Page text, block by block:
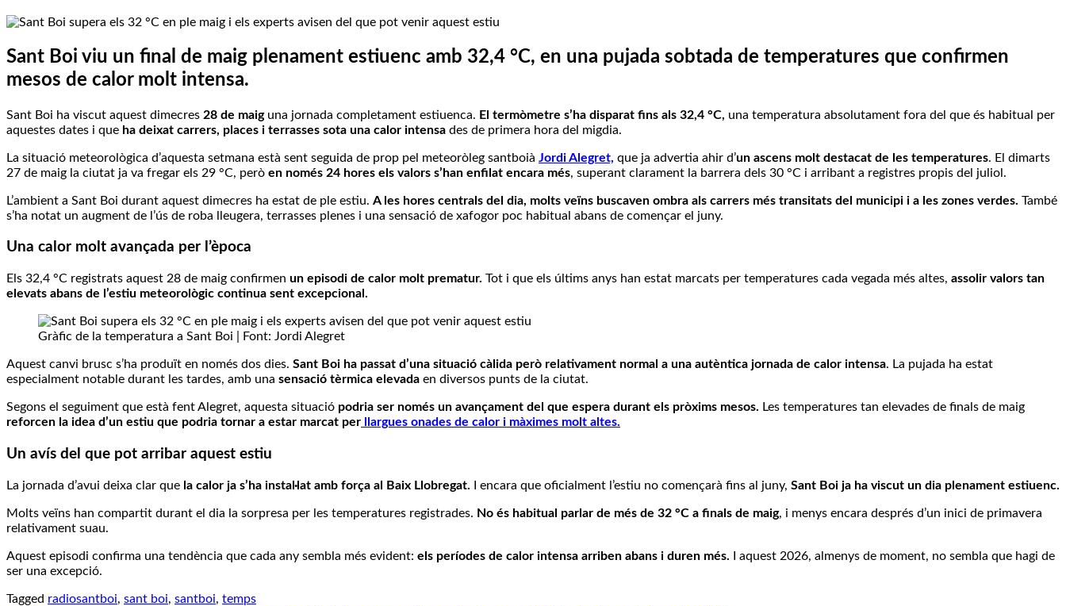
Sant Boi viu un final de maig plenament estiuenc amb 32,4 °C, en una pujada sobtada de temperatures que confirmen
mesos de calor molt intensa.
Sant Boi ha viscut aquest dimecres 28 de maig una jornada completament estiuenca. El termòmetre s’ha disparat fins als 32,4 °C, una temperatura absolutament fora del que és habitual per
aquestes dates i que ha deixat carrers, places i terrasses sota una calor intensa des de primera hora del migdia.
La situació meteorològica d’aquesta setmana està sent seguida de prop pel meteoròleg santboià Jordi Alegret, que ja advertia ahir d’un ascens molt destacat de les temperatures. El dimarts
27 de maig la ciutat ja va fregar els 29 °C, però en només 24 hores els valors s’han enfilat encara més, superant clarament la barrera dels 30 °C i arribant a registres propis del juliol.
L’ambient a Sant Boi durant aquest dimecres ha estat de ple estiu. A les hores centrals del dia, molts veïns buscaven ombra als carrers més transitats del municipi i a les zones verdes. També
s’ha notat un augment de l’ús de roba lleugera, terrasses plenes i una sensació de xafogor poc habitual abans de començar el juny.
Una calor molt avançada per l’època
Els 32,4 °C registrats aquest 28 de maig confirmen un episodi de calor molt prematur. Tot i que els últims anys han estat marcats per temperatures cada vegada més altes, assolir valors tan
elevats abans de l’estiu meteorològic continua sent excepcional.
Gràfic de la temperatura a Sant Boi | Font: Jordi Alegret
Aquest canvi brusc s’ha produït en només dos dies. Sant Boi ha passat d’una situació càlida però relativament normal a una autèntica jornada de calor intensa. La pujada ha estat
especialment notable durant les tardes, amb una sensació tèrmica elevada en diversos punts de la ciutat.
Segons el seguiment que està fent Alegret, aquesta situació podria ser només un avançament del que espera durant els pròxims mesos. Les temperatures tan elevades de finals de maig
reforcen la idea d’un estiu que podria tornar a estar marcat per llargues onades de calor i màximes molt altes.
Un avís del que pot arribar aquest estiu
La jornada d’avui deixa clar que la calor ja s’ha instal·lat amb força al Baix Llobregat. I encara que oficialment l’estiu no començarà fins al juny, Sant Boi ja ha viscut un dia plenament estiuenc.
Molts veïns han compartit durant el dia la sorpresa per les temperatures registrades. No és habitual parlar de més de 32 °C a finals de maig, i menys encara després d’un inici de primavera
relativament suau.
Aquest episodi confirma una tendència que cada any sembla més evident: els períodes de calor intensa arriben abans i duren més. I aquest 2026, almenys de moment, no sembla que hagi de
ser una excepció.
Tagged radiosantboi, sant boi, santboi, temps